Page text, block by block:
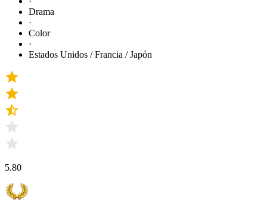
Drama
·
Color
·
Estados Unidos / Francia / Japón
5.80